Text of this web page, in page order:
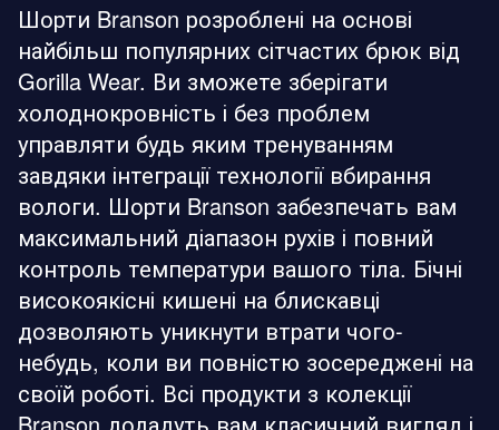
Шорти Branson розроблені на основі
найбільш популярних сітчастих брюк від
Gorilla Wear. Ви зможете зберігати
холоднокровність і без проблем
управляти будь яким тренуванням
завдяки інтеграції технології вбирання
вологи. Шорти Branson забезпечать вам
максимальний діапазон рухів і повний
контроль температури вашого тіла. Бічні
високоякісні кишені на блискавці
дозволяють уникнути втрати чого-
небудь, коли ви повністю зосереджені на
своїй роботі. Всі продукти з колекції
Branson додадуть вам класичний вигляд і